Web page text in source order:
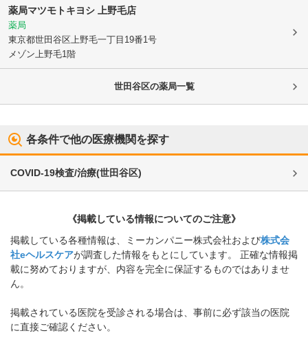
薬局マツモトキヨシ 上野毛店
薬局
東京都世田谷区 上野毛一丁目19番1号
メゾン上野毛1階
世田谷区の薬局一覧
各条件で他の医療機関を探す
COVID-19検査/治療(世田谷区)
《掲載している情報についてのご注意》
掲載している各種情報は、ミーカンパニー株式会社および株式会
社eヘルスケアが調査した情報をもとにしています。 正確な情報掲
載に努めておりますが、内容を完全に保証するものではありませ
ん。
掲載されている医院を受診される場合は、事前に必ず該当の医院
に直接ご確認ください。